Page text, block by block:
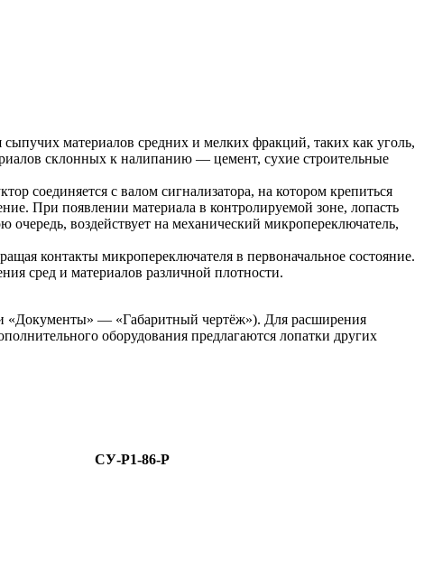
материалов средних и мелких фракций, таких как уголь,
склонных к налипанию — цемент, сухие строительные
соединяется с валом сигнализатора, на котором крепиться
При появлении материала в контролируемой зоне, лопасть
воздействует на механический микропереключатель,
контакты микропереключателя в первоначальное состояние.
сред и материалов различной плотности.
«Документы» — «Габаритный чертёж»). Для расширения
оборудования предлагаются лопатки других
СУ-Р1-86-Р